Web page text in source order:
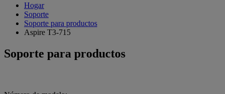
Hogar
Soporte
Soporte para productos
Aspire T3-715
Soporte para productos